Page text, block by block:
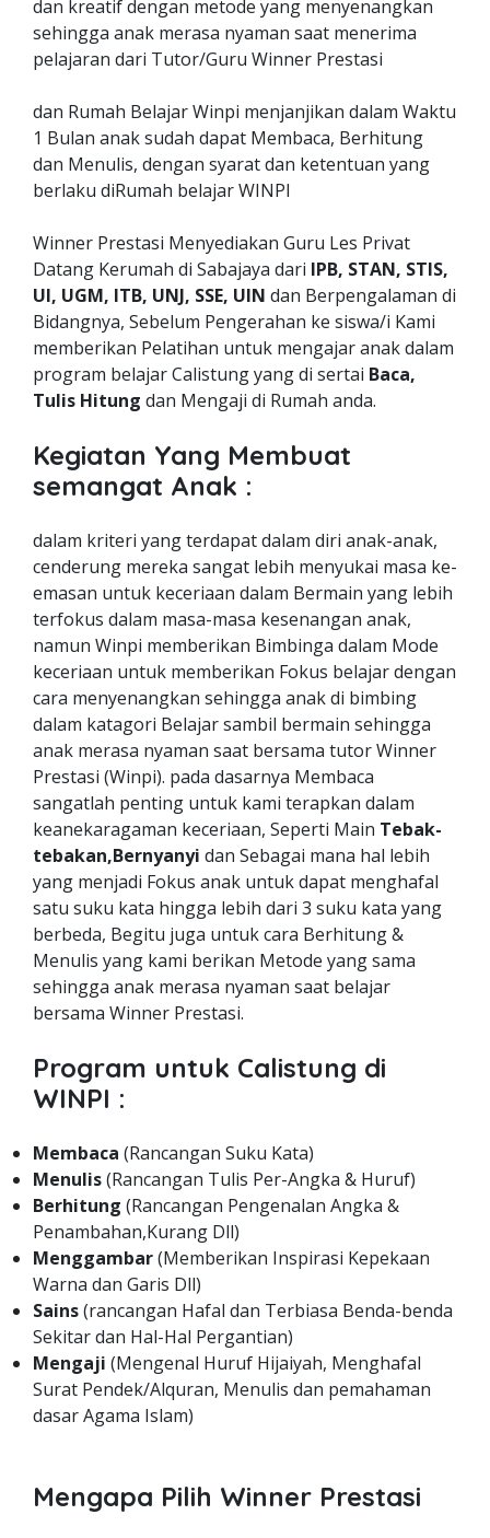
dan kreatif dengan metode yang menyenangkan
sehingga anak merasa nyaman saat menerima
pelajaran dari Tutor/Guru Winner Prestasi
dan Rumah Belajar Winpi menjanjikan dalam Waktu
1 Bulan anak sudah dapat Membaca, Berhitung
dan Menulis, dengan syarat dan ketentuan yang
berlaku diRumah belajar WINPI
Winner Prestasi Menyediakan Guru Les Privat
Datang Kerumah di Sabajaya dari IPB, STAN, STIS,
UI, UGM, ITB, UNJ, SSE, UIN dan Berpengalaman di
Bidangnya, Sebelum Pengerahan ke siswa/i Kami
memberikan Pelatihan untuk mengajar anak dalam
program belajar Calistung yang di sertai Baca,
Tulis Hitung dan Mengaji di Rumah anda.
Kegiatan Yang Membuat
semangat Anak :
dalam kriteri yang terdapat dalam diri anak-anak,
cenderung mereka sangat lebih menyukai masa ke-
emasan untuk keceriaan dalam Bermain yang lebih
terfokus dalam masa-masa kesenangan anak,
namun Winpi memberikan Bimbinga dalam Mode
keceriaan untuk memberikan Fokus belajar dengan
cara menyenangkan sehingga anak di bimbing
dalam katagori Belajar sambil bermain sehingga
anak merasa nyaman saat bersama tutor Winner
Prestasi (Winpi). pada dasarnya Membaca
sangatlah penting untuk kami terapkan dalam
keanekaragaman keceriaan, Seperti Main Tebak-
tebakan,Bernyanyi dan Sebagai mana hal lebih
yang menjadi Fokus anak untuk dapat menghafal
satu suku kata hingga lebih dari 3 suku kata yang
berbeda, Begitu juga untuk cara Berhitung &
Menulis yang kami berikan Metode yang sama
sehingga anak merasa nyaman saat belajar
bersama Winner Prestasi.
Program untuk Calistung di
WINPI :
Membaca (Rancangan Suku Kata)
Menulis(Rancangan Tulis Per-Angka & Huruf)
Berhitung (Rancangan Pengenalan Angka &
Penambahan,Kurang Dll)
Menggambar(Memberikan Inspirasi Kepekaan
Warna dan Garis Dll)
Sains(rancangan Hafal dan Terbiasa Benda-benda
Sekitar dan Hal-Hal Pergantian)
Mengaji (Mengenal Huruf Hijaiyah, Menghafal
Surat Pendek/Alquran, Menulis dan pemahaman
dasar Agama Islam)
Mengapa Pilih Winner Prestasi